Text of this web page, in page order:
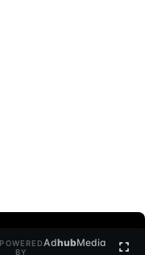
POWERED
BY
AdhubMedia